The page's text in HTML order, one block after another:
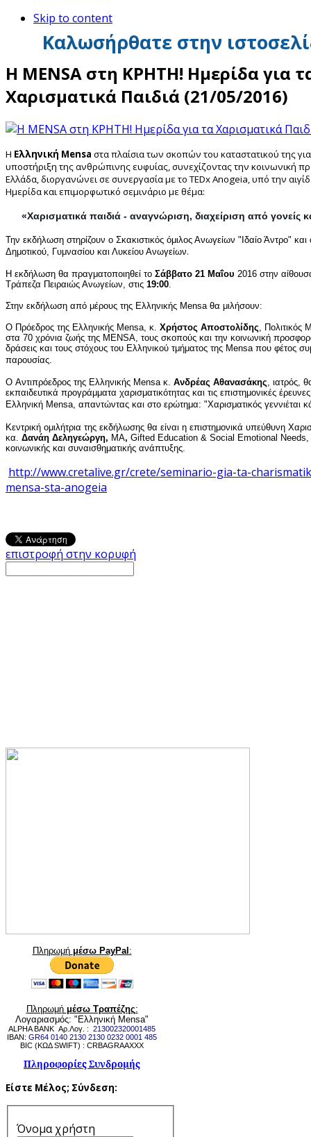
Skip to content
Καλωσήρθατε στην
Η MENSA στη ΚΡΗΤΗ! Ημερίδα για
Χαρισματικά Παιδιά (21/05/2016)
Η Ελληνική Mensa στα πλαίσια των σκοπών του καταστατικού της
υποστήριξη της ανθρώπινης ευφυίας, συνεχίζοντας την κοινωνική
Ελλάδα, διοργανώνει σε συνεργασία με το TEDx Anogeia, υπό την
Ημερίδα και επιμορφωτικό σεμινάριο με θέμα:
«Χαρισματικά παιδιά - αναγνώριση, διαχείριση από γονείς
Την εκδήλωση στηρίζουν ο Σκακιστικός όμιλος Ανωγείων "Ιδαίο Άντρο" και
Δημοτικού, Γυμνασίου και Λυκείου Ανωγείων.
Η εκδήλωση θα πραγματοποιηθεί το Σάββατο 21 Μαΐου 2016 στην
Τράπεζα Πειραιώς Ανωγείων, στις 19:00
Στην εκδήλωση από μέρους της Ελληνικής Mensa θα μιλήσουν:
Ο Πρόεδρος της Ελληνικής Mensa, κ. Χρήστος Αποστολίδης ,
στα 70 χρόνια ζωής της MENSA, τους σκοπούς και την κοινωνική
δράσεις και τους στόχους του Ελληνικού τμήματος της Mensa που φέτος
παρουσίας.
Ο Αντιπρόεδρος της Ελληνικής Mensa κ. Ανδρέας Αθανασάκης , ιατρός,
εκπαιδευτικά προγράμματα χαρισματικότητας και τις επιστημονικές
Ελληνική Mensa, απαντώντας και στο ερώτημα: "Χαρισματικός γεννιέται
Κεντρική ομιλήτρια της εκδήλωσης θα είναι η επιστημονικά υπεύθυνη
κα. Δανάη Δεληγεώργη, ΜΑ, Gifted Εducation & Social Emotional
κοινωνικής και συναισθηματικής ανάπτυξης.
http://www.cretalive.gr/crete/seminario-gia-ta-
mensa-sta-anogeia
επιστροφή στην κορυφή
Πληρωμή μέσω PayPal:
Πληρωμή μέσω Τραπέζης:
Λογαριασμός: "Ελληνική Mensa"
ALPHA BANK Αρ.Λογ. : 213002320001485
IBAN: GR64 0140 2130 2130 0232 0001 485
BIC (ΚΩΔ SWIFT) : CRBAGRAAXXX
Πληροφορίες Συνδρομής
Είστε Μέλος; Σύνδεση:
Όνομα χρήστη